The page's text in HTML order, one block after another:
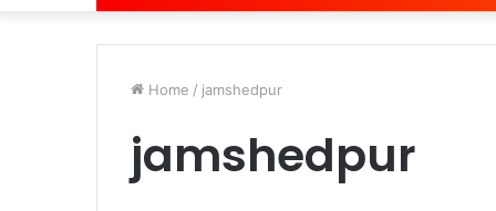
Home / jamshedpur
jamshedpur